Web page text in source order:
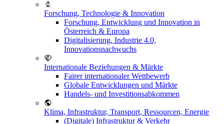
Forschung, Technologie & Innovation
Forschung, Entwicklung und Innovation in
Österreich & Europa
Digitalisierung, Industrie 4.0,
Innovationsnachwuchs
Internationale Beziehungen & Märkte
Fairer internationaler Wettbewerb
Globale Entwicklungen und Märkte
Handels- und Investitionsabkommen
Klima, Infrastruktur, Transport, Ressourcen, Energie
(Digitale) Infrastruktur & Verkehr